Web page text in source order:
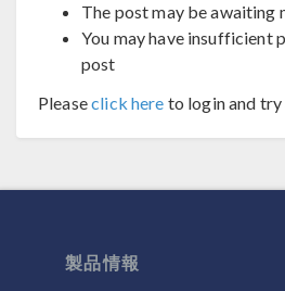
The post may be awaiting
You may have insufficient
post
Pleaseclick here to login and try
製品情報